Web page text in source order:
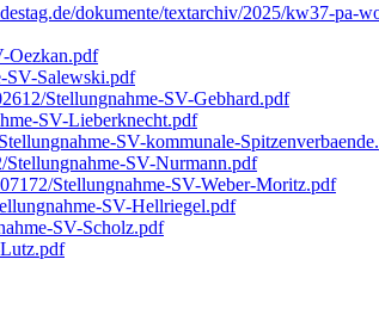
dokumente/textarchiv/2025/kw37-pa-
Oezkan.pdf
SV-Salewski.pdf
Stellungnahme-SV-Gebhard.pdf
SV-Lieberknecht.pdf
SV-kommunale-
Stellungnahme-SV-Nurmann.pdf
Stellungnahme-SV-Weber-Moritz.pdf
SV-Hellriegel.pdf
SV-Scholz.pdf